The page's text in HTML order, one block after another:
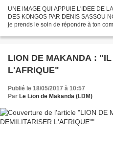
UNE IMAGE QUI APPUIE L'IDEE DE
DES KONGOS PAR DENIS SASSOU
je prends le soin de répondre à ton
LION DE MAKANDA :
L'AFRIQUE"
Publié le 18/05/2017 à 10:57
Par Le Lion de Makanda (LDM)